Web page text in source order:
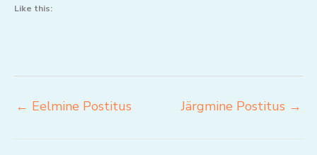
Like this:
← Eelmine Postitus Järgmine Postitus →